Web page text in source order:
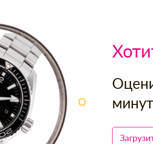
минут